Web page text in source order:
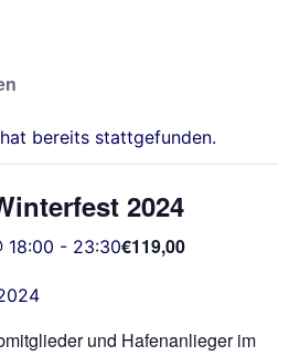
bereits stattgefunden.
2024
18:00 - 23:30€119,00
und Hafenanlieger im